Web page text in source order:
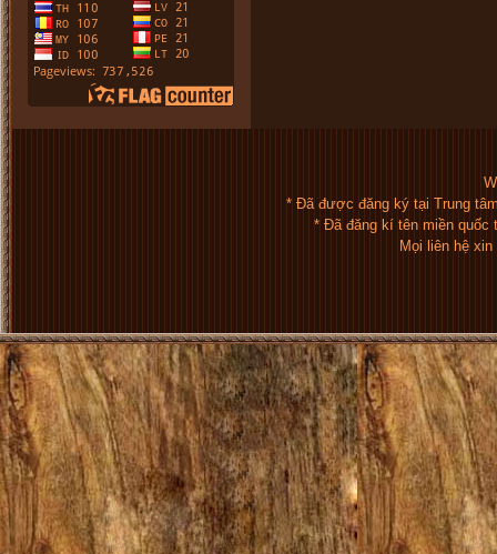
* Đã được đăng ký tại Trung
* Đã đăng kí tên miền quốc
Mọi liên hệ